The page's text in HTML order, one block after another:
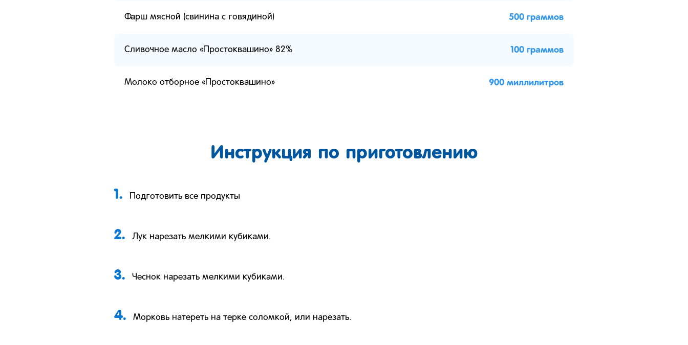
Фарш мясной (свинина с говядиной) 500 граммов
Сливочное масло «Простоквашино» 82% 100 граммов
Молоко отборное «Простоквашино» 900 миллилитров
Инструкция по приготовлению
1. Подготовить все продукты
2. Лук нарезать мелкими кубиками.
3. Чеснок нарезать мелкими кубиками.
4. Морковь натереть на терке соломкой, или нарезать.